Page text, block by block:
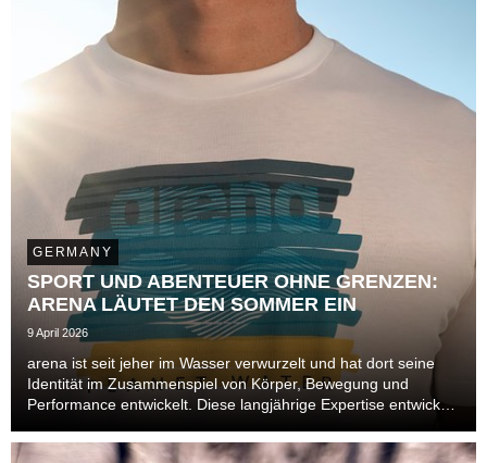
GERMANY
SPORT UND ABENTEUER OHNE GRENZEN:
ARENA LÄUTET DEN SOMMER EIN
9 April 2026
arena ist seit jeher im Wasser verwurzelt und hat dort seine
Identität im Zusammenspiel von Körper, Bewegung und
Performance entwickelt. Diese langjährige Expertise entwickelt
neuen Bereichen. Auch im Leisure- un...